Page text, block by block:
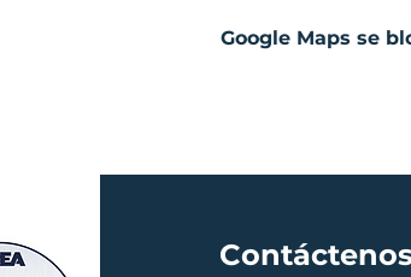
Google Maps se
Contáctenos